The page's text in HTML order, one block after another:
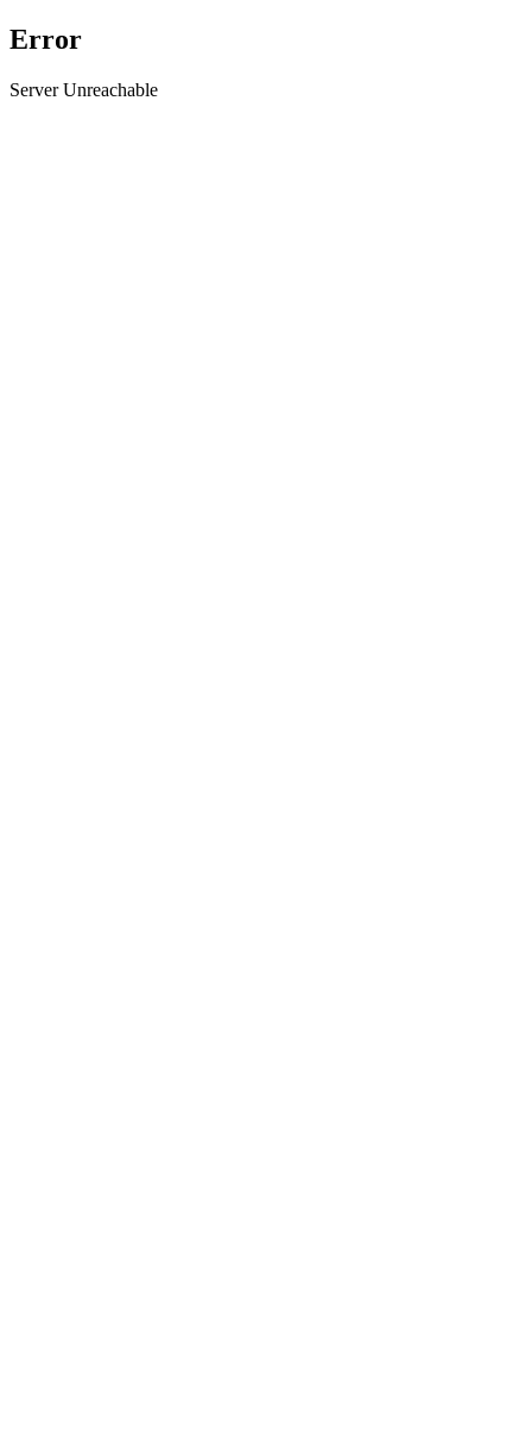
Error
Server Unreachable